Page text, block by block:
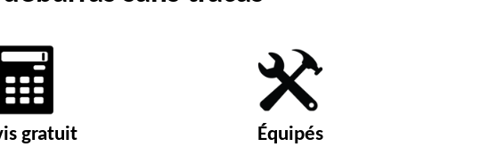
gratuit Équipés